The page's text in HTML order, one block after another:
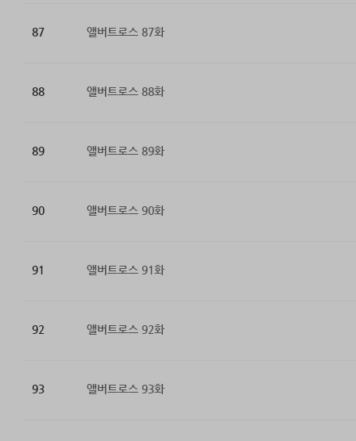
87 앨버트로스 87화
88 앨버트로스 88화
89 앨버트로스 89화
90 앨버트로스 90화
91 앨버트로스 91화
92 앨버트로스 92화
93 앨버트로스 93화